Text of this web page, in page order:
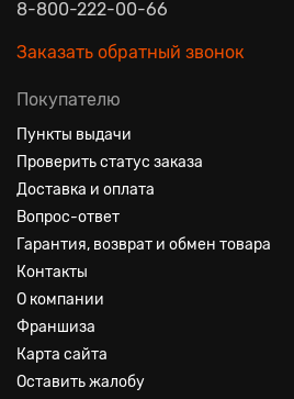
8-800-222-00-66
Заказать обратный звонок
Покупателю
Пункты выдачи
Проверить статус заказа
Доставка и оплата
Вопрос-ответ
Гарантия, возврат и обмен товара
Контакты
О компании
Франшиза
Карта сайта
Оставить жалобу